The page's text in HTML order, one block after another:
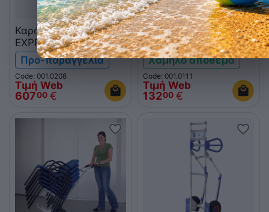
Καρότσι αποσκευών
EXPRESSO 84326023
Προ-παραγγελία
Code: 001.0208
Τιμή Web
60700 €
Σχάρα επέκτασης
φόρτωσης EXPRESSO
1312
Χαμηλό απόθεμα
Code: 001.0111
Τιμή Web
13200 €